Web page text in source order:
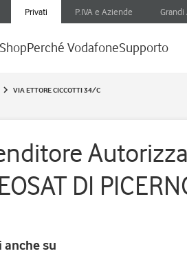
Privati P.IVA e Aziende Grandi
ShopPerché VodafoneSupporto
VIA ETTORE CICCOTTI 34/C
DI
anche su